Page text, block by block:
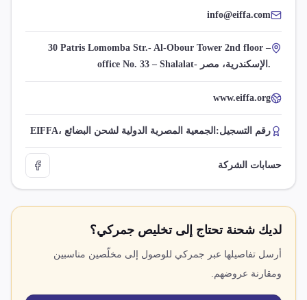
info@eiffa.com
30 Patris Lomomba Str.- Al-Obour Tower 2nd floor –
office No. 33 – Shalalat- الإسكندرية، مصر.
www.eiffa.org
رقم التسجيل: EIFFA، الجمعية المصرية الدولية لشحن البضائع
حسابات الشركة
لديك شحنة تحتاج إلى تخليص جمركي؟
أرسل تفاصيلها عبر جمركي للوصول إلى مخلّصين مناسبين
ومقارنة عروضهم.